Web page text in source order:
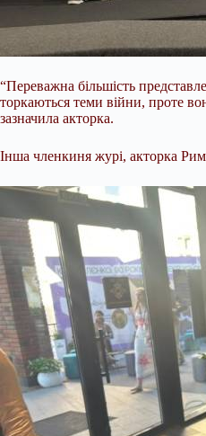
“Переважна більшість
торкаються теми війни, проте
зазначила акторка.
Інша членкиня журі, акторка